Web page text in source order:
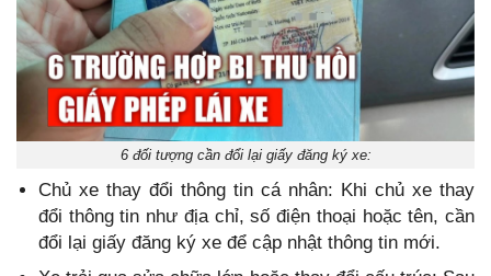
6 đối tượng cần đổi lại giấy đăng ký xe:
Chủ xe thay đổi thông tin cá nhân: Khi chủ xe thay
đổi thông tin như địa chỉ, số điện thoại hoặc tên, cần
đổi lại giấy đăng ký xe để cập nhật thông tin mới.